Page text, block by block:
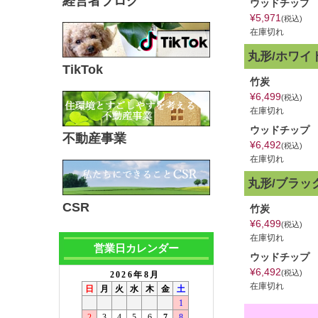
TikTok
不動産事業
CSR
営業日カレンダー
ウッドチップ
¥5,971 税込
在庫切れ
丸形/ホワイ
竹炭
¥6,499 税込
在庫切れ
ウッドチップ
¥6,492 税込
在庫切れ
丸形/ブラッ
竹炭
¥6,499 税込
在庫切れ
ウッドチップ
¥6,492 税込
在庫切れ